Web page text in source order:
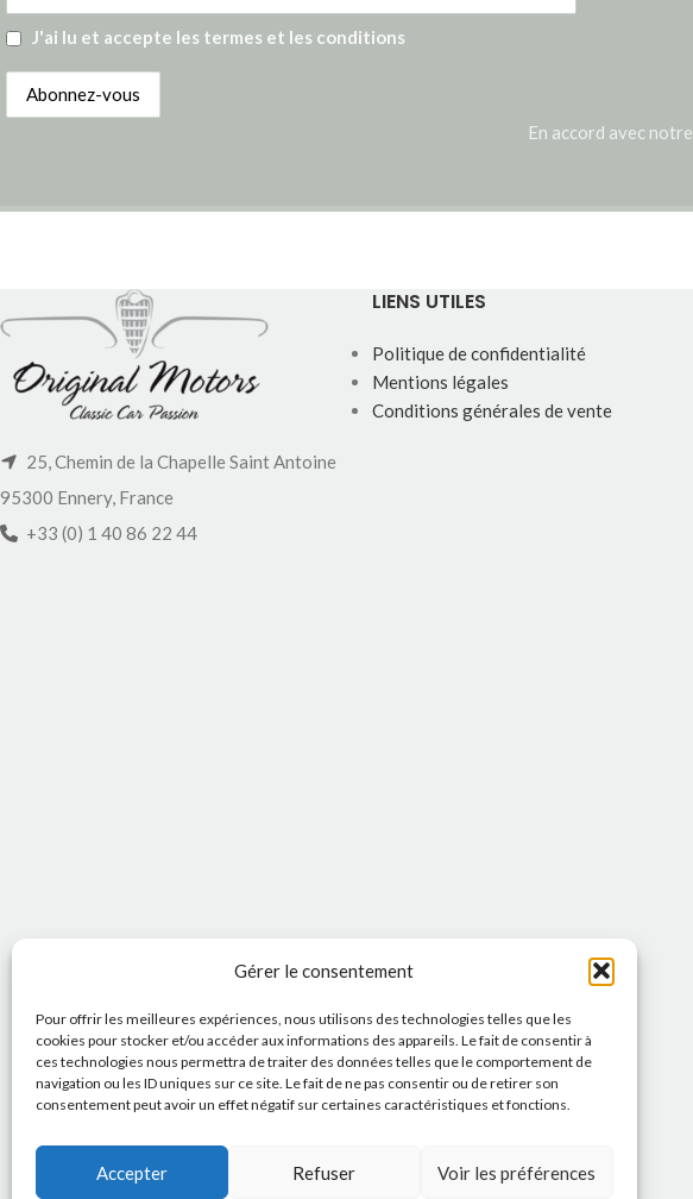
Gérer le consentement
Pour offrir les meilleures expériences, nous utilisons des technologies telles que les
cookies pour stocker et/ou accéder aux informations des appareils. Le fait de consentir à
ces technologies nous permettra de traiter des données telles que le comportement de
navigation ou les ID uniques sur ce site. Le fait de ne pas consentir ou de retirer son
consentement peut avoir un effet négatif sur certaines caractéristiques et fonctions.
Accepter Refuser Voir les préférences
J'ai lu et accepte les termes et les conditions
En accord avec notre
25, Chemin de la Chapelle Saint Antoine
95300 Ennery, France
+33 (0) 1 40 86 22 44
LIENS UTILES
Politique de confidentialité
Mentions légales
Conditions générales de vente